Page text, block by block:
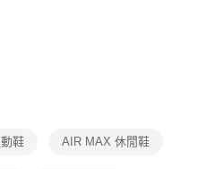
通知簡訊。
擊此簡訊中的連結，可透過四大超商／
款，方視為交易完成。
付 」之結帳頁面顯示為準，若有關於
等相關疑問，請聯繫「AFTEE先享後付
support/home
上)免運費
鞋 AIR MAX 休閒鞋